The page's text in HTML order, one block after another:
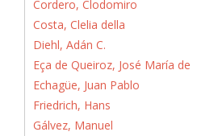
Cordero, Clodomiro
Costa, Clelia della
Diehl, Adán C.
Eça de Queiroz, José María de
Echagüe, Juan Pablo
Friedrich, Hans
Gálvez, Manuel